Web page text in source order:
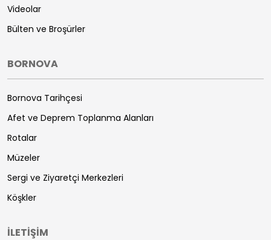
Videolar
Bülten ve Broşürler
BORNOVA
Bornova Tarihçesi
Afet ve Deprem Toplanma Alanları
Rotalar
Müzeler
Sergi ve Ziyaretçi Merkezleri
Köşkler
İLETİŞİM